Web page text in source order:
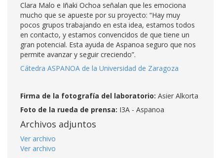
Clara Malo e Iñaki Ochoa señalan que les emociona
mucho que se apueste por su proyecto: “Hay muy
pocos grupos trabajando en esta idea, estamos todos
en contacto, y estamos convencidos de que tiene un
gran potencial. Esta ayuda de Aspanoa seguro que nos
permite avanzar y seguir creciendo”.
Cátedra ASPANOA de la Universidad de Zaragoza
Firma de la fotografía del laboratorio: Asier Alkorta
Foto de la rueda de prensa: I3A - Aspanoa
Archivos adjuntos
Ver archivo
Ver archivo